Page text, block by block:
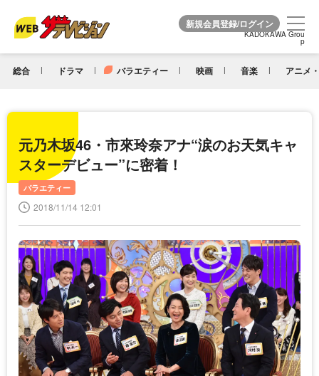
KADOKAWA Grou
p
総合 ドラマ バラエティー 映画 音楽 アニメ
KADOKAWA Grou
p
元乃木坂46・市來玲奈アナ“涙のお天気キャ
スターデビュー”に密着！
バラエティー
2018/11/14 12:01